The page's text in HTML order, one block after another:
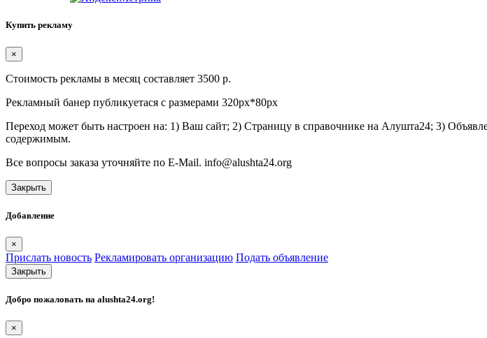
Купить рекламу
×
Стоимость рекламы в месяц составляет 3500 р.
Рекламный банер публикуетася с размерами 320px*80px
Переход может быть настроен на: 1) Ваш сайт; 2) Страницу в справочнике на Алушта24; 3)
содержимым.
Все вопросы заказа уточняйте по E-Mail. info@alushta24.org
Закрыть
Добавление
×
Прислать новость Рекламировать организацию Подать объявление
Закрыть
Добро пожаловать на alushta24.org!
×